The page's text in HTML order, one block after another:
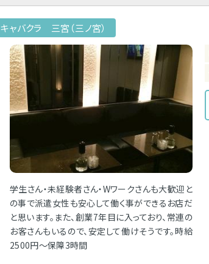
キャバクラ 三宮（三ノ宮）
学生さん・未経験者さん・Wワークさんも大歓迎と
の事で派遣女性も安心して働く事ができるお店だ
と思います。また、創業7年目に入っており、常連の
お客さんもいるので、安定して働けそうです。時給
2500円～保障3時間